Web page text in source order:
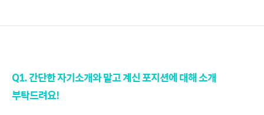
Q1. 간단한 자기소개와 맡고 계신 포지션에 대해 소개
부탁드려요!